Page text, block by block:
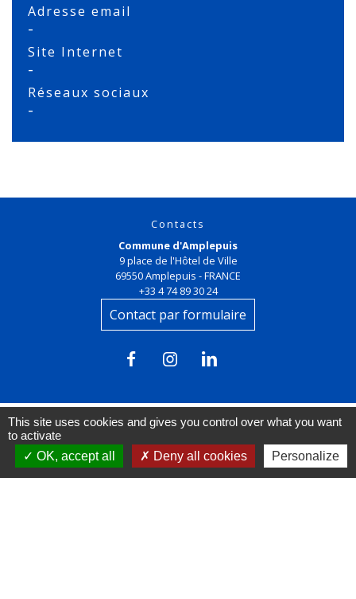
Adresse email
-
Site Internet
-
Réseaux sociaux
-
Contacts
Commune d'Amplepuis
9 place de l'Hôtel de Ville
69550 Amplepuis - FRANCE
+33 4 74 89 30 24
Contact par formulaire
Liens
This site uses cookies and gives you control over what you want
to activate
OK, accept all
Deny all cookies Personalize